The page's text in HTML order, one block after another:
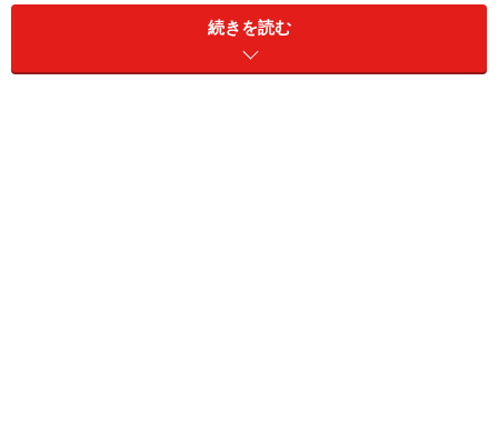
を摂るので理解できる。現代人は必ずしもそうではな
い。無理しても朝食べなければというある種の脅迫観念
続きを読む